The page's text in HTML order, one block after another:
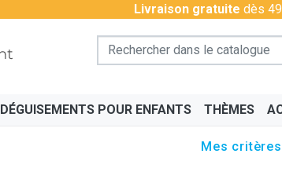
Livraison gratuite dès
DÉGUISEMENTS POUR ENFANTS THÈMES
Mes